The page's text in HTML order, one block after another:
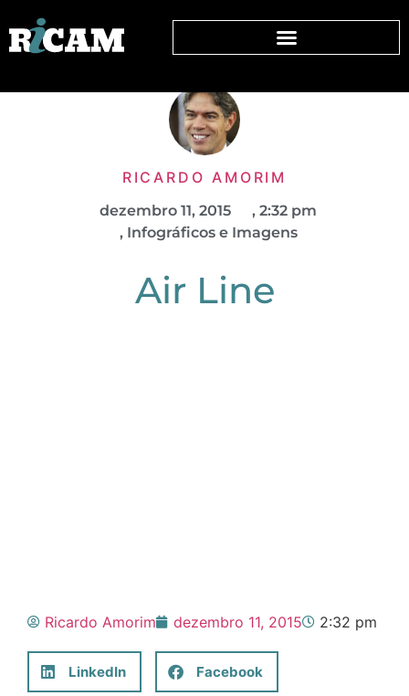
RICARDO AMORIM
dezembro 11, 2015 , 2:32 pm
, Infográficos e Imagens
Air Line
Ricardo Amorim dezembro 11, 2015 2:32 pm
LinkedIn Facebook